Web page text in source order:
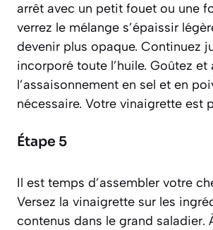
arrêt avec un petit fouet ou une
verrez le mélange s’épaissir
devenir plus opaque. Continuez
incorporé toute l’huile. Goûtez et
l’assaisonnement en sel et en
nécessaire. Votre vinaigrette est
Étape 5
Il est temps d’assembler votre
Versez la vinaigrette sur les
contenus dans le grand saladier.